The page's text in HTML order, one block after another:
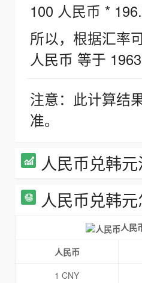
100 人民币 *
所以，根据汇率
人民币 等于
注意：此计算结
准。
人民币兑韩
人民币兑韩
人民
人民币
1 CNY